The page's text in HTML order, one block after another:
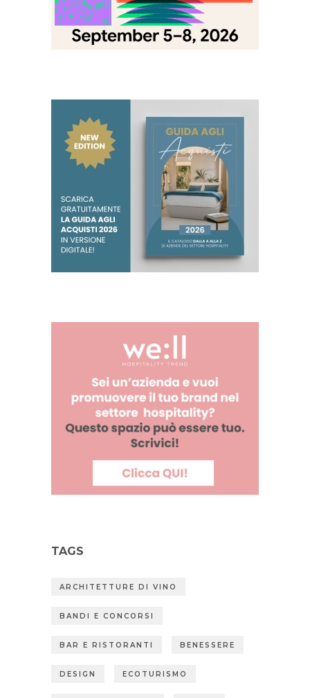
TAGS
ARCHITETTURE DI VINO
BANDI E CONCORSI
BAR E RISTORANTI BENESSERE
DESIGN ECOTURISMO